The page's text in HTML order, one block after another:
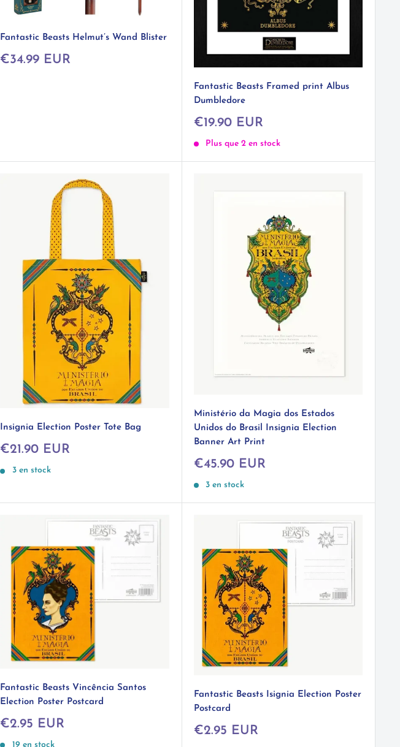
Fantastic Beasts Helmut’s Wand Blister
Prix
€34.99 EUR
Fantastic Beasts Framed print Albus
Dumbledore
Prix
€19.90 EUR
Plus que 2 en stock
Insignia Election Poster Tote Bag
Prix
€21.90 EUR
3 en stock
Ministério da Magia dos Estados
Unidos do Brasil Insignia Election
Banner Art Print
Prix
€45.90 EUR
3 en stock
Fantastic Beasts Vincência Santos
Election Poster Postcard
Prix
€2.95 EUR
19 en stock
Fantastic Beasts Isignia Election Poster
Postcard
Prix
€2.95 EUR